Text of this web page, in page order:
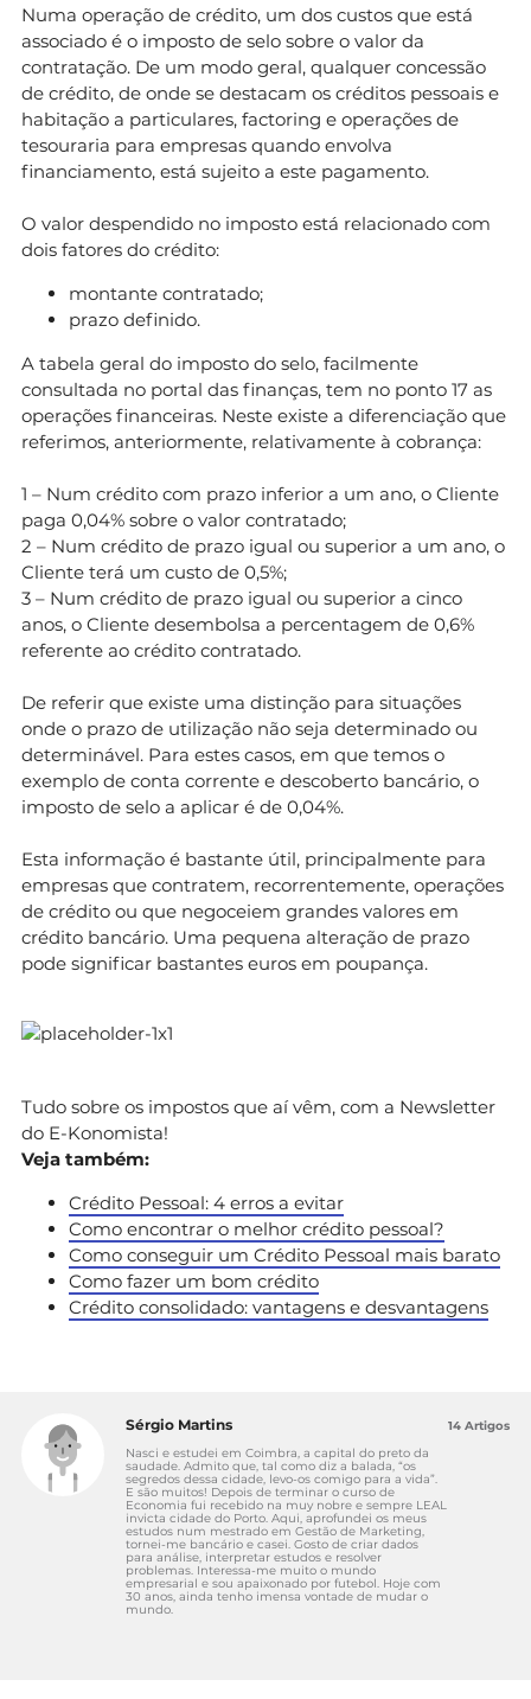
Numa operação de crédito, um dos custos que está
associado é o imposto de selo sobre o valor da
contratação. De um modo geral, qualquer concessão
de crédito, de onde se destacam os créditos pessoais e
habitação a particulares, factoring e operações de
tesouraria para empresas quando envolva
financiamento, está sujeito a este pagamento.
O valor despendido no imposto está relacionado com
dois fatores do crédito:
montante contratado;
prazo definido.
A tabela geral do imposto do selo, facilmente
consultada no portal das finanças, tem no ponto 17 as
operações financeiras. Neste existe a diferenciação que
referimos, anteriormente, relativamente à cobrança:
1 – Num crédito com prazo inferior a um ano, o Cliente
paga 0,04% sobre o valor contratado;
2 – Num crédito de prazo igual ou superior a um ano, o
Cliente terá um custo de 0,5%;
3 – Num crédito de prazo igual ou superior a cinco
anos, o Cliente desembolsa a percentagem de 0,6%
referente ao crédito contratado.
De referir que existe uma distinção para situações
onde o prazo de utilização não seja determinado ou
determinável. Para estes casos, em que temos o
exemplo de conta corrente e descoberto bancário, o
imposto de selo a aplicar é de 0,04%.
Esta informação é bastante útil, principalmente para
empresas que contratem, recorrentemente, operações
de crédito ou que negoceiem grandes valores em
crédito bancário. Uma pequena alteração de prazo
pode significar bastantes euros em poupança.
Tudo sobre os impostos que aí vêm, com a Newsletter
do E-Konomista!
Veja também:
Crédito Pessoal: 4 erros a evitar
Como encontrar o melhor crédito pessoal?
Como conseguir um Crédito Pessoal mais barato
Como fazer um bom crédito
Crédito consolidado: vantagens e desvantagens
Sérgio Martins
Nasci e estudei em Coimbra, a capital do preto da
saudade. Admito que, tal como diz a balada, “os
segredos dessa cidade, levo-os comigo para a vida”.
E são muitos! Depois de terminar o curso de
Economia fui recebido na muy nobre e sempre LEAL
invicta cidade do Porto. Aqui, aprofundei os meus
estudos num mestrado em Gestão de Marketing,
tornei-me bancário e casei. Gosto de criar dados
para análise, interpretar estudos e resolver
problemas. Interessa-me muito o mundo
empresarial e sou apaixonado por futebol. Hoje com
30 anos, ainda tenho imensa vontade de mudar o
mundo.
14 Artigos